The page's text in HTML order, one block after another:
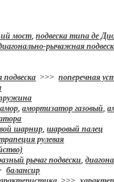
мост,подвеска типа де
рычажная
>>>поперечная
амор,амортизатор газовый,
шарнир,шаровый палец
рулевая
рычаг подвески,
балансир